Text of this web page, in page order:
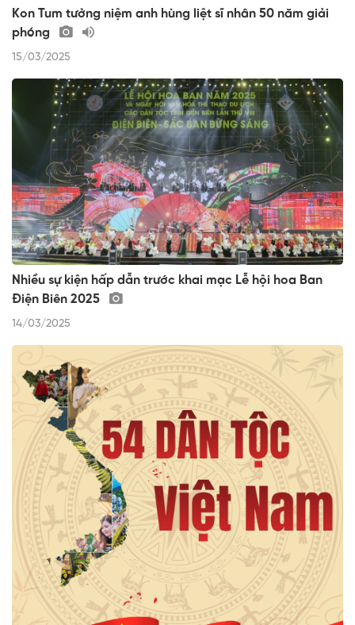
Kon Tum tưởng niệm anh hùng liệt sĩ nhân 50 năm giải
phóng
15/03/2025
Nhiều sự kiện hấp dẫn trước khai mạc Lễ hội hoa Ban
Điện Biên 2025
14/03/2025